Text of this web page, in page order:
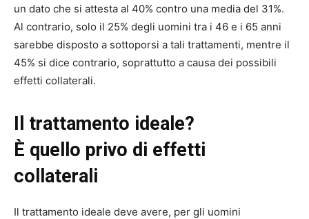
un dato che si attesta al 40% contro una media del 31%.
Al contrario, solo il 25% degli uomini tra i 46 e i 65 anni
sarebbe disposto a sottoporsi a tali trattamenti, mentre il
45% si dice contrario, soprattutto a causa dei possibili
effetti collaterali.
Il trattamento ideale?
È quello privo di effetti
collaterali
Il trattamento ideale deve avere, per gli uomini